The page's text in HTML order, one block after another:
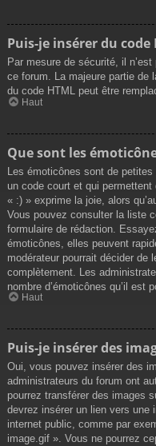
Puis-je insérer du code
Par mesure de sécurité, il
ce forum. La majeure partie de
du code HTML peut être
Haut
Que sont les
Les émoticônes sont de
un code court et qui permettent
« :) » exprime la joie, alors
Vous pouvez consulter la liste
formulaire de rédaction.
émoticônes, elles peuvent
modérateur pourrait décider de
complètement. Les
nombre d’émoticônes qu’il est
Haut
Puis-je insérer des
Oui, vous pouvez insérer des
administrateurs du forum ont
pourrez transférer des images
devrez insérer un lien vers une
internet public, comme par
image.gif ». Vous ne pourrez